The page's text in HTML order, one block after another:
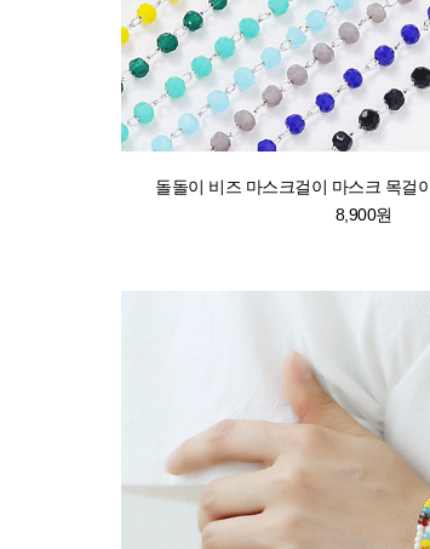
돌돌이 비즈 마스크걸이 마스크 목걸
8,900원